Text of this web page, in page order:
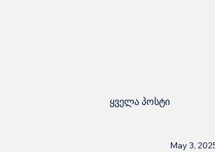
ყველა პოსტი
May 3,